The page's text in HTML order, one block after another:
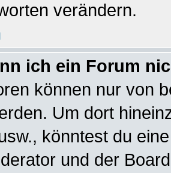
verändern.
ich ein Forum
können nur von
Um dort
könntest du
und der